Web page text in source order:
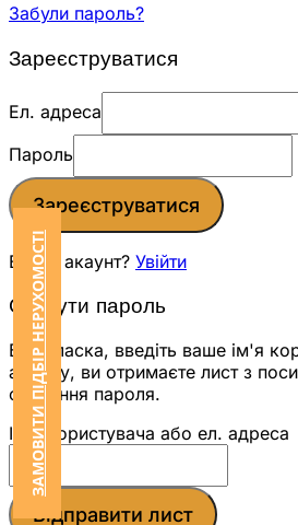
ЗАМОВИТИ ПІДБІР НЕРУХОМОСТІ
Забули пароль?
Зареєструватися
Ел. адреса
Пароль
Зареєструватися
Вже є акаунт? Увійти
Скинути пароль
Будь ласка, введіть ваше ім'я
адресу, ви отримаєте лист з
скидання пароля.
Ім'я користувача або ел. адреса
Відправити лист